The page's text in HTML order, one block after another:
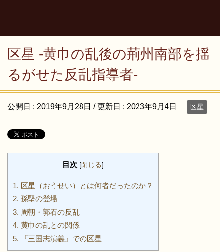
区星 -黄巾の乱後の荊州南部を揺
るがせた反乱指導者-
公開日 : 2019年9月28日 / 更新日 : 2023年9月4日 区星
目次 [閉じる]
1. 区星（おうせい）とは何者だったのか？
2. 孫堅の登場
3. 周朝・郭石の反乱
4. 黄巾の乱との関係
5. 『三国志演義』での区星